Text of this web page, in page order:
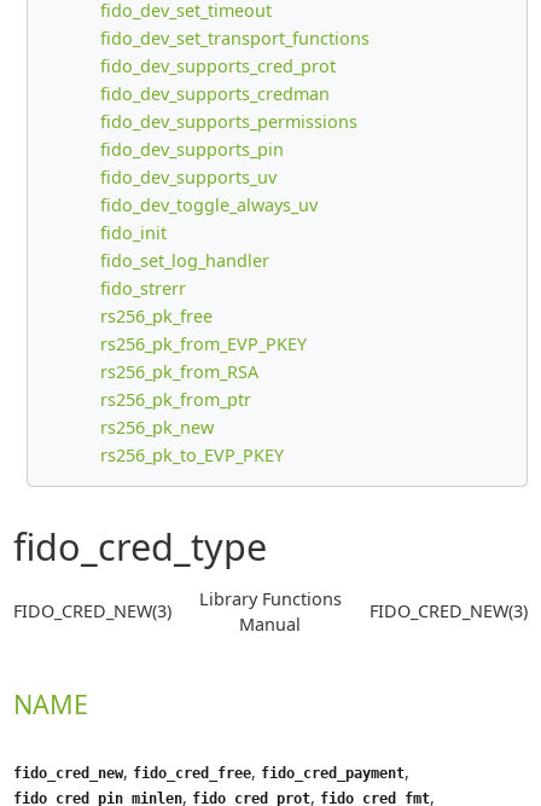
fido_dev_set_timeout
fido_dev_set_transport_functions
fido_dev_supports_cred_prot
fido_dev_supports_credman
fido_dev_supports_permissions
fido_dev_supports_pin
fido_dev_supports_uv
fido_dev_toggle_always_uv
fido_init
fido_set_log_handler
fido_strerr
rs256_pk_free
rs256_pk_from_EVP_PKEY
rs256_pk_from_RSA
rs256_pk_from_ptr
rs256_pk_new
rs256_pk_to_EVP_PKEY
fido_cred_type
FIDO_CRED_NEW(3)
Library Functions
Manual
FIDO_CRED_NEW(3)
NAME
fido_cred_new, fido_cred_free, fido_cred_payment,
fido_cred_pin_minlen, fido_cred_prot, fido_cred_fmt,